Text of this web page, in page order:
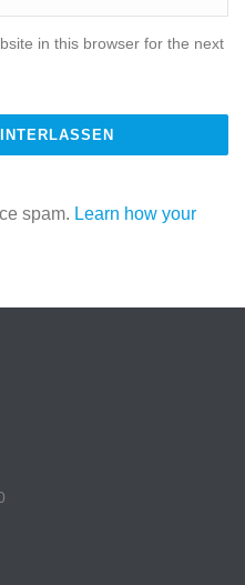
in this browser for the next
spam. Learn how your